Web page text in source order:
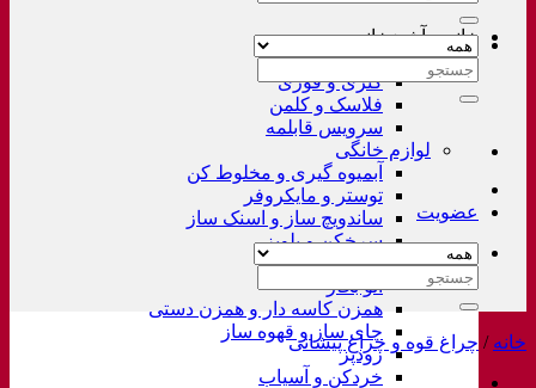
خانه و آشپزخانه
لوازم خانگی غیر برقی
کتری و قوری
فلاسک و کلمن
سرویس قابلمه
لوازم خانگی
آبمیوه گیری و مخلوط کن
توستر و مایکروفر
ساندویچ ساز و اسنک ساز
سرخکن و پلوپز
غذاساز
اتو بخار
همزن کاسه دار و همزن دستی
چای ساز و قهوه ساز
زودپز
خردکن و آسیاب
جستجو
عضویت
جستجو
خانه / چراغ قوه و چراغ پیشانی